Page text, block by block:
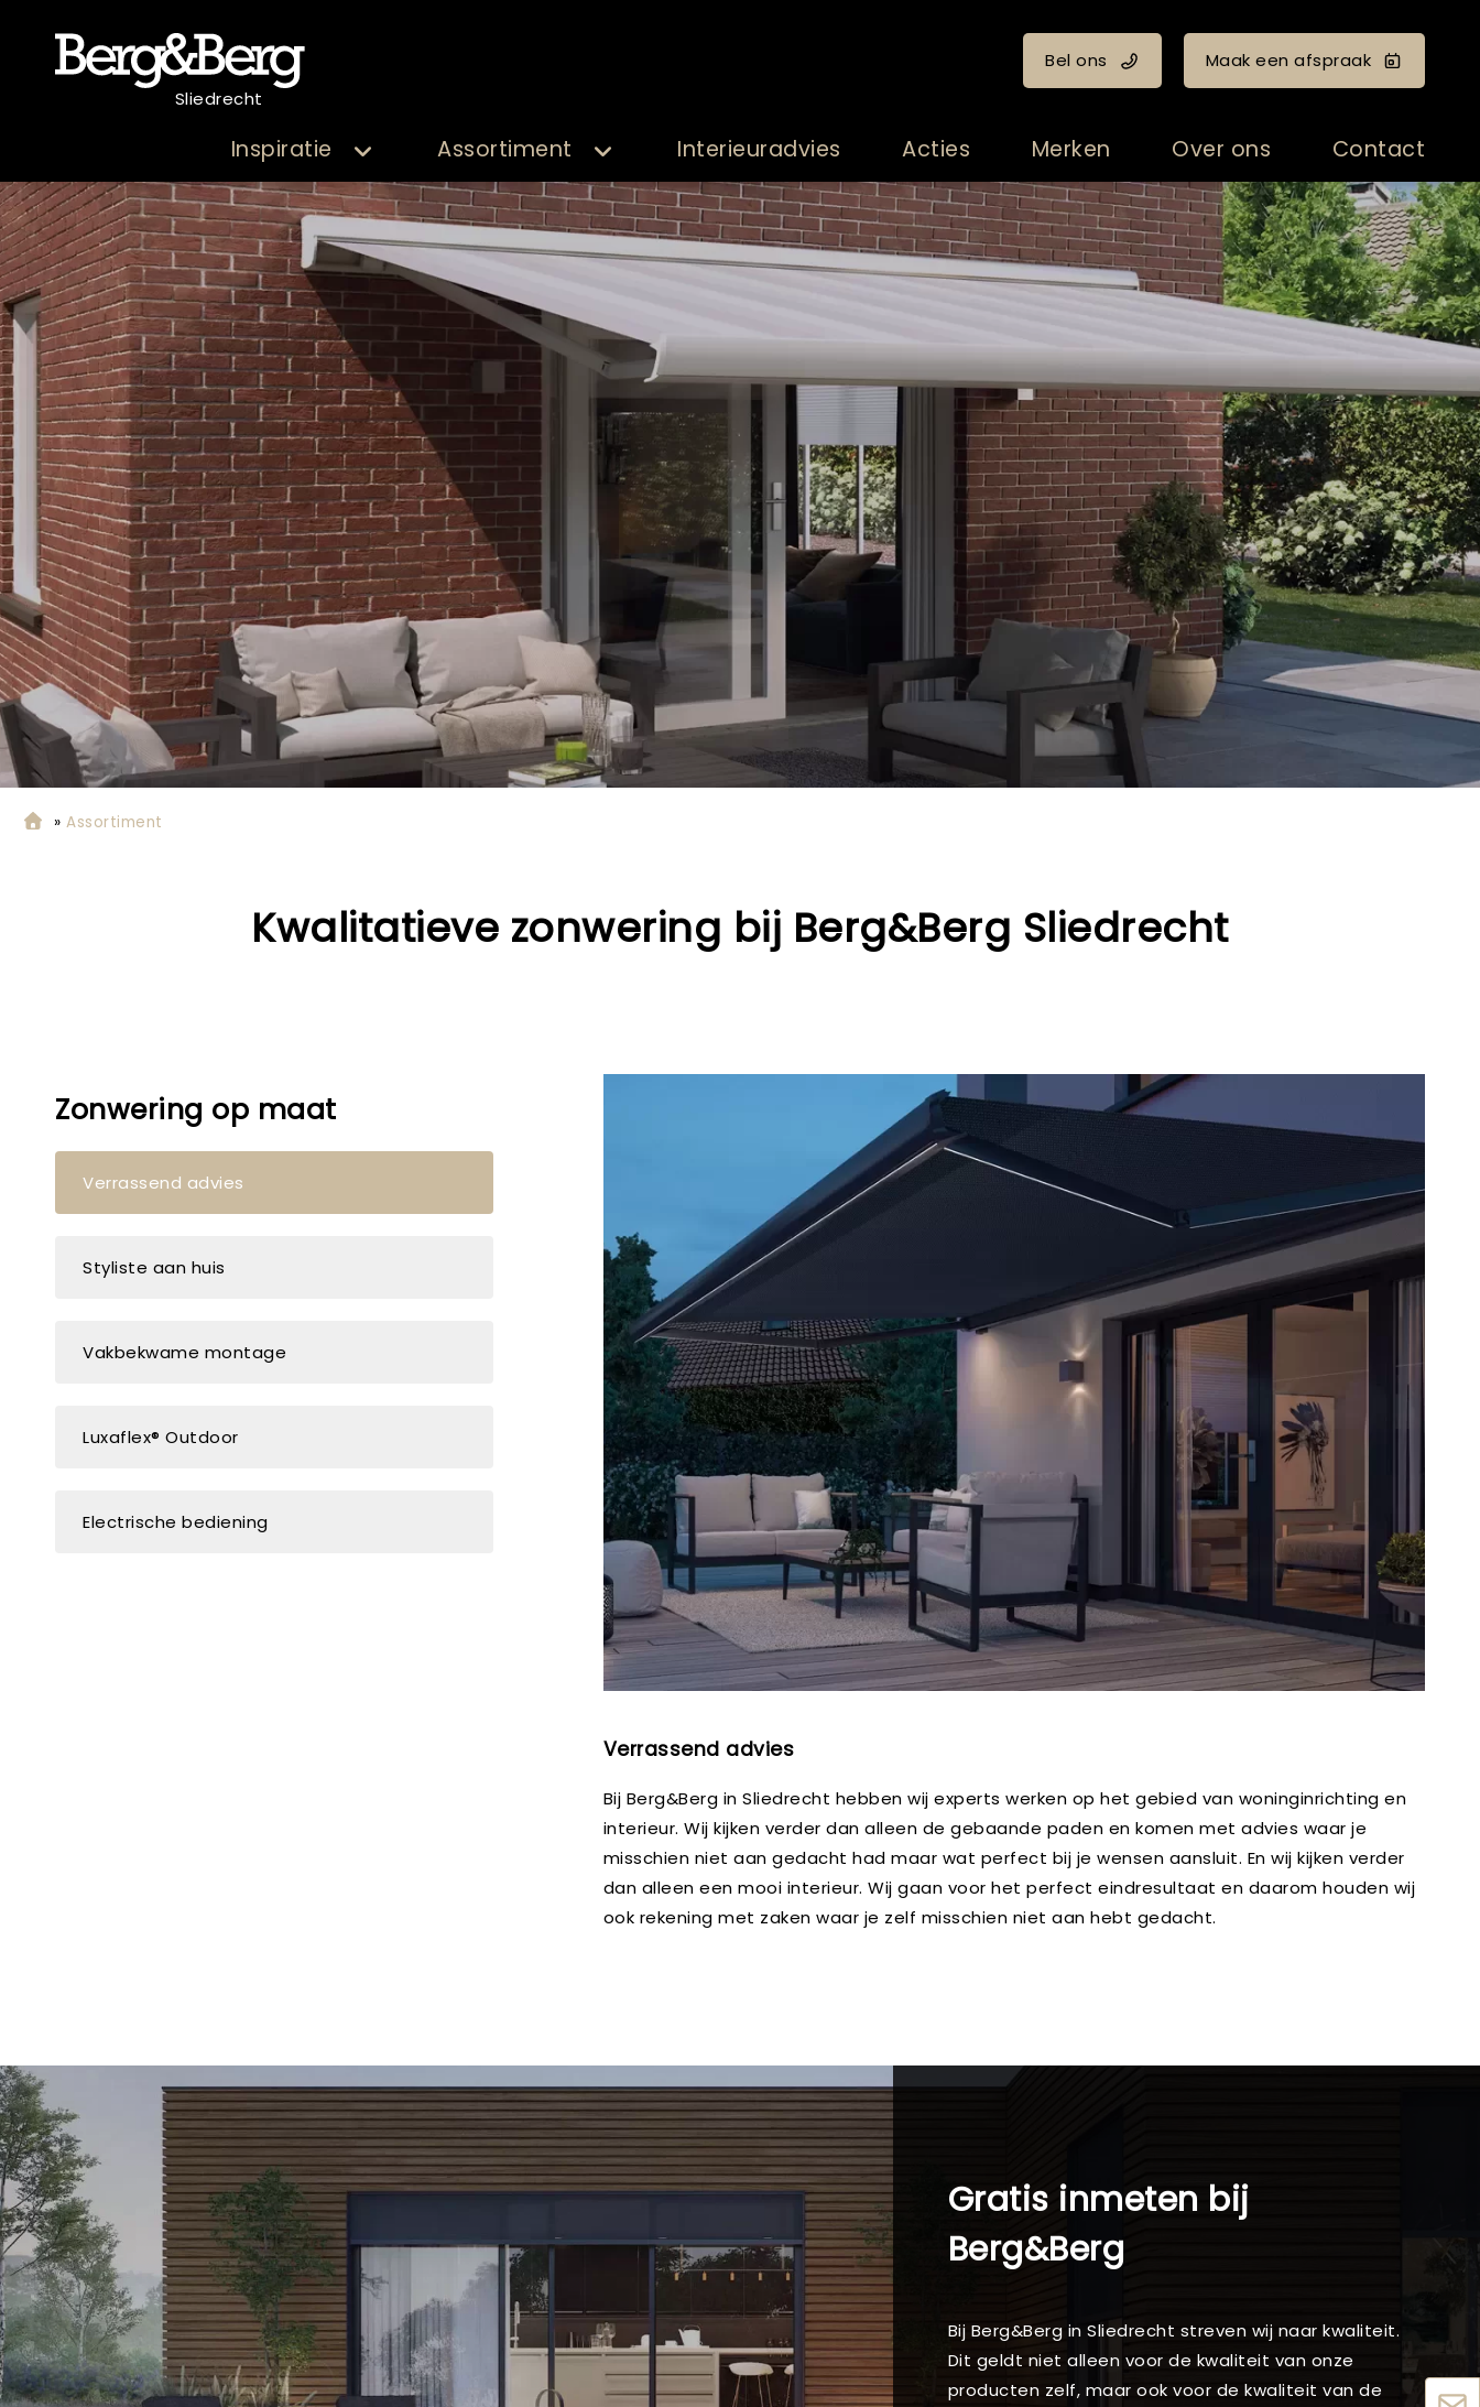
Sliedrecht
Bel ons Maak een afspraak
Inspiratie Assortiment Interieuradvies Acties Merken Over ons Contact
»Assortiment
Kwalitatieve zonwering bij Berg&Berg Sliedrecht
Zonwering op maat
Verrassend advies
Bij Berg&Berg in Sliedrecht hebben wij experts werken op het gebied van woninginrichting en
interieur. Wij kijken verder dan alleen de gebaande paden en komen met advies waar je
misschien niet aan gedacht had maar wat perfect bij je wensen aansluit. En wij kijken verder
dan alleen een mooi interieur. Wij gaan voor het perfect eindresultaat en daarom houden wij
ook rekening met zaken waar je zelf misschien niet aan hebt gedacht.
Verrassend advies
Styliste aan huis
Vakbekwame montage
Luxaflex® Outdoor
Electrische bediening
Gratis inmeten bij
Berg&Berg
Bij Berg&Berg in Sliedrecht streven wij naar kwaliteit.
Dit geldt niet alleen voor de kwaliteit van onze
producten zelf, maar ook voor de kwaliteit van de